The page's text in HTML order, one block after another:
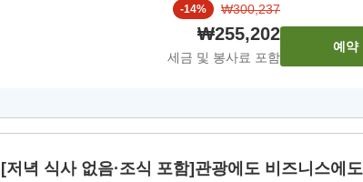
-14% ₩300,237
₩255,202
세금 및 봉사료 포함
예약
[저녁 식사 없음·조식 포함]관광에도 비즈니스에도 늦은 체크인